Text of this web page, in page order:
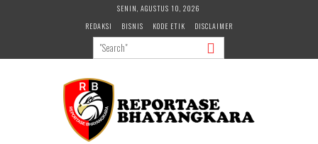
SENIN, AGUSTUS 10, 2026
REDAKSI
BISNIS KODE ETIK DISCLAIMER